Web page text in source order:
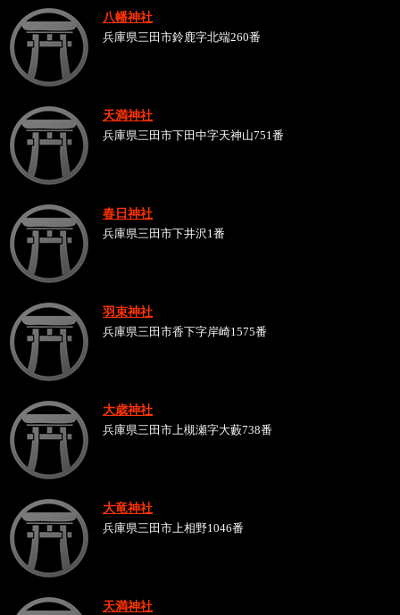
八幡神社
兵庫県三田市鈴鹿字北端260番
天満神社
兵庫県三田市下田中字天神山751番
春日神社
兵庫県三田市下井沢1番
羽束神社
兵庫県三田市香下字岸崎1575番
大歳神社
兵庫県三田市上槻瀬字大藪738番
大竜神社
兵庫県三田市上相野1046番
天満神社